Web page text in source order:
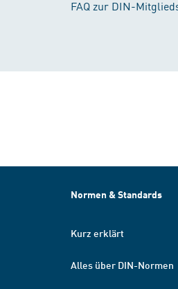
FAQ zur DIN-
Normen & Standards
Kurz erklärt
Alles über DIN-Normen